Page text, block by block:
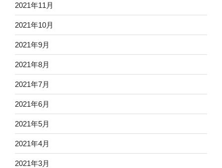
2021年11月
2021年10月
2021年9月
2021年8月
2021年7月
2021年6月
2021年5月
2021年4月
2021年3月